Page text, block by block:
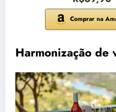
Comprar na
Harmonização de